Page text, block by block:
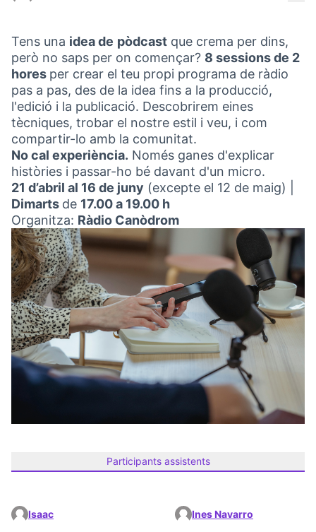
Tens una idea de pòdcast que crema per dins,
però no saps per on començar? 8 sessions de 2
hores per crear el teu propi programa de ràdio
pas a pas, des de la idea fins a la producció,
l'edició i la publicació. Descobrirem eines
tècniques, trobar el nostre estil i veu, i com
compartir-lo amb la comunitat.
No cal experiència. Només ganes d'explicar
històries i passar-ho bé davant d'un micro.
21 d’abril al 16 de juny (excepte el 12 de maig) |
Dimarts de 17.00 a 19.00 h
Organitza: Ràdio Canòdrom
Participants assistents
Isaac Ines Navarro